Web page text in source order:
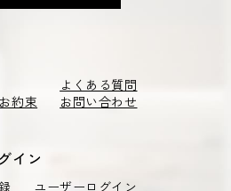
よくある質問
約束
お問い合わせ
イン
ユーザーログイン